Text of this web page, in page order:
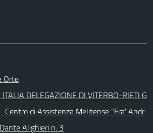
Orte
DELEGAZIONE DI VITERBO-RIETI G
Centro di Assistenza Melitense "Fra' Andr
Alighieri n. 3